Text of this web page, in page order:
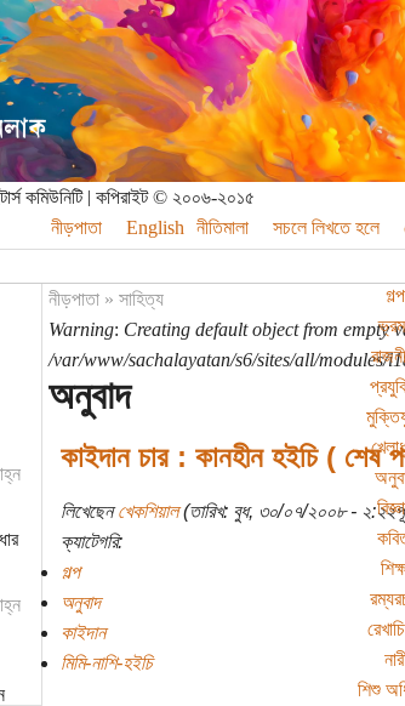
কমিউনিটি | কপিরাইট © ২০০৬-২০১৫
নীড়পাতা
English নীতিমালা সচলে লিখতে হলে
গল্প
শিশু
নীড়পাতা» সাহিত্য
Warning: Creating default object from empty
/var/www/sachalayatan/s6/sites/all/modules/
অনুবাদ
কাইদান চার : কানহীন হইচি ( শেষ
লিখেছেনখেকশিয়াল(তারিখ: বুধ, ৩০/০৭/২০০৮ -
ক্যাটেগরি:
গল্প
অনুবাদ
কাইদান
মিমি-নাশি-হইচি